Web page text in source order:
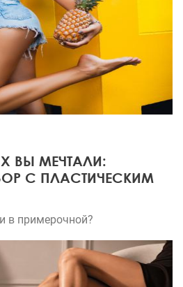
ВЫ МЕЧТАЛИ:
С ПЛАСТИЧЕСКИМ
в примерочной?